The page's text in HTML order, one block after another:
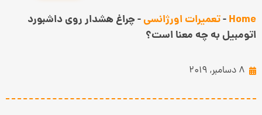
Home
-تعمیرات اورژانسی-چراغ هشدار روی داشبورد
اتومبیل به چه معنا است؟
8 دسامبر, 2019